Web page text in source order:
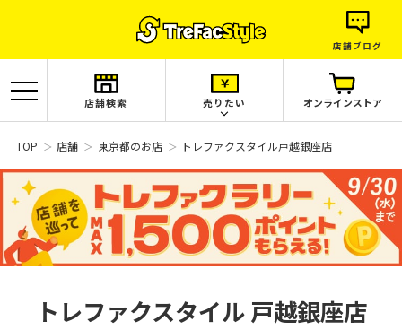
店舗ブログ
店舗検索 売りたい オンラインストア
TOP 店舗 東京都のお店 トレファクスタイル戸越銀座店
トレファクスタイル戸越銀座店